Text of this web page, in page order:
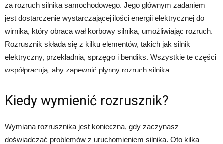
za rozruch silnika samochodowego. Jego głównym zadaniem
jest dostarczenie wystarczającej ilości energii elektrycznej do
wirnika, który obraca wał korbowy silnika, umożliwiając rozruch.
Rozrusznik składa się z kilku elementów, takich jak silnik
elektryczny, przekładnia, sprzęgło i bendiks. Wszystkie te części
współpracują, aby zapewnić płynny rozruch silnika.
Kiedy wymienić rozrusznik?
Wymiana rozrusznika jest konieczna, gdy zaczynasz
doświadczać problemów z uruchomieniem silnika. Oto kilka